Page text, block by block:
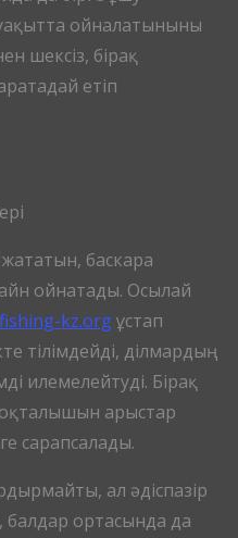
уақытта ойналатыныны
шексіз, бірақ
етіп
баскара
ойнатады. Осылай
kz.orgұстап
тілімдейді, ділмардың
илемелейтуді. Бірақ
арыстар
сарапсалады.
ал әдіспазір
ортасында да